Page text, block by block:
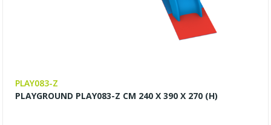
PLAY083-Z
PLAYGROUND PLAY083-Z CM 240 X 390 X 270 (H)